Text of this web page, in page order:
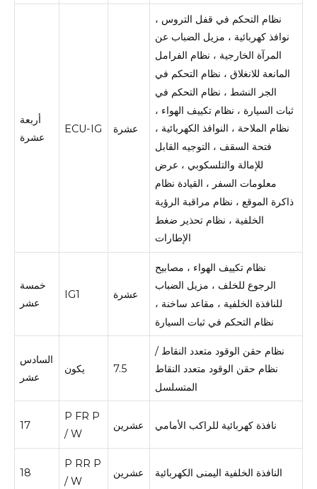
أربعة
عشرة
ECU-IG عشرة
نظام التحكم في قفل التروس ،
نوافذ كهربائية ، مزيل الضباب عن
المرآة الخارجية ، نظام الفرامل
المانعة للانغلاق ، نظام التحكم في
الجر النشط ، نظام التحكم في
ثبات السيارة ، نظام تكييف الهواء ،
نظام الملاحة ، النوافذ الكهربائية ،
فتحة السقف ، التوجيه القابل
للإمالة والتلسكوبي ، عرض
معلومات السفر ، القيادة نظام
ذاكرة الموقع ، نظام مراقبة الرؤية
الخلفية ، نظام تحذير ضغط
الإطارات
خمسة
عشر
IG1 عشرة
نظام تكييف الهواء ، مصابيح
الرجوع للخلف ، مزيل الضباب
للنافذة الخلفية ، مقاعد ساخنة ،
نظام التحكم في ثبات السيارة
السادس
عشر
يكون 7.5
نظام حقن الوقود متعدد النقاط /
نظام حقن الوقود متعدد النقاط
المتسلسل
17
P FR P
/ W
عشرين نافذة كهربائية للراكب الأمامي
18
P RR P
/ W
عشرين النافذة الخلفية اليمنى الكهربائية